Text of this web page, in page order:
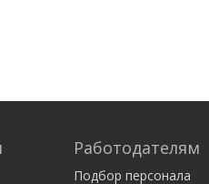
Работодателям
Подбор персонала